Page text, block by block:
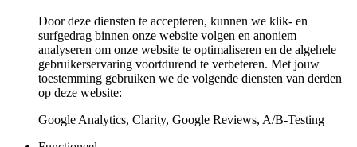
Door deze diensten te accepteren, kunnen we klik- en
surfgedrag binnen onze website volgen en anoniem
analyseren om onze website te optimaliseren en de algehele
gebruikerservaring voortdurend te verbeteren. Met jouw
toestemming gebruiken we de volgende diensten van derden
op deze website:
Google Analytics, Clarity, Google Reviews, A/B-Testing